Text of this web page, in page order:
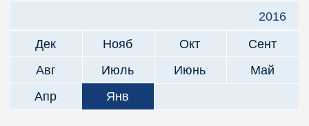
2016
Дек
Нояб Окт
Сент
Авг
Июль Июнь
Май
Апр
Янв